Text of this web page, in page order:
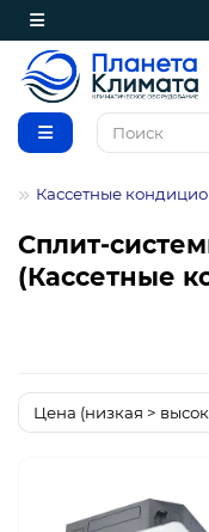
Кассетные
Сплит-
(Кассетные